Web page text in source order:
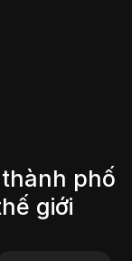
phố
giới